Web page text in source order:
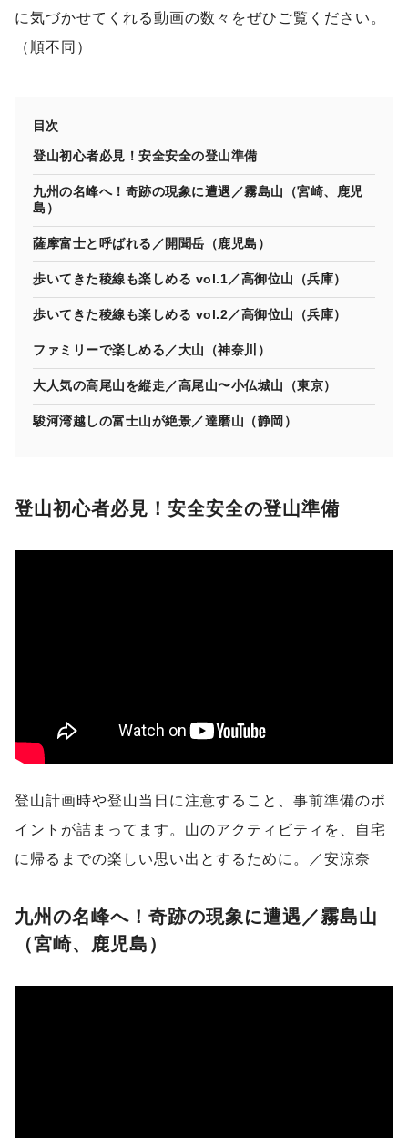
に気づかせてくれる動画の数々をぜひご覧ください。
（順不同）
目次
登山初心者必見！安全安全の登山準備
九州の名峰へ！奇跡の現象に遭遇／霧島山（宮崎、鹿児
島）
薩摩富士と呼ばれる／開聞岳（鹿児島）
歩いてきた稜線も楽しめる vol.1／高御位山（兵庫）
歩いてきた稜線も楽しめる vol.2／高御位山（兵庫）
ファミリーで楽しめる／大山（神奈川）
大人気の高尾山を縦走／高尾山〜小仏城山（東京）
駿河湾越しの富士山が絶景／達磨山（静岡）
登山初心者必見！安全安全の登山準備
登山計画時や登山当日に注意すること、事前準備のポ
イントが詰まってます。山のアクティビティを、自宅
に帰るまでの楽しい思い出とするために。／安涼奈
九州の名峰へ！奇跡の現象に遭遇／霧島山
（宮崎、鹿児島）